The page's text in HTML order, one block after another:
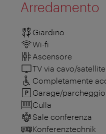
Arredamento
Giardino
Wi-fi
Ascensore
TV via cavo/satellite
Completamente
Garage/parcheggio
Culla
Sale conferenza
Konferenztechnik